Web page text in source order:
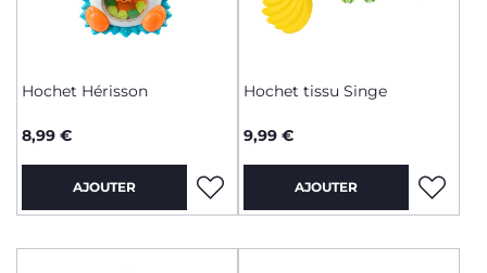
Hochet Hérisson
8,99 €
AJOUTER
Hochet tissu Singe
9,99 €
AJOUTER